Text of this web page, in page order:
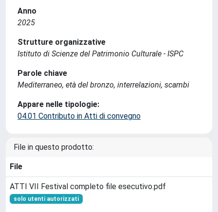
Anno
2025
Strutture organizzative
Istituto di Scienze del Patrimonio Culturale - ISPC
Parole chiave
Mediterraneo, età del bronzo, interrelazioni, scambi
Appare nelle tipologie:
04.01 Contributo in Atti di convegno
File in questo prodotto:
File
ATTI VII Festival completo file esecutivo.pdf
solo utenti autorizzati